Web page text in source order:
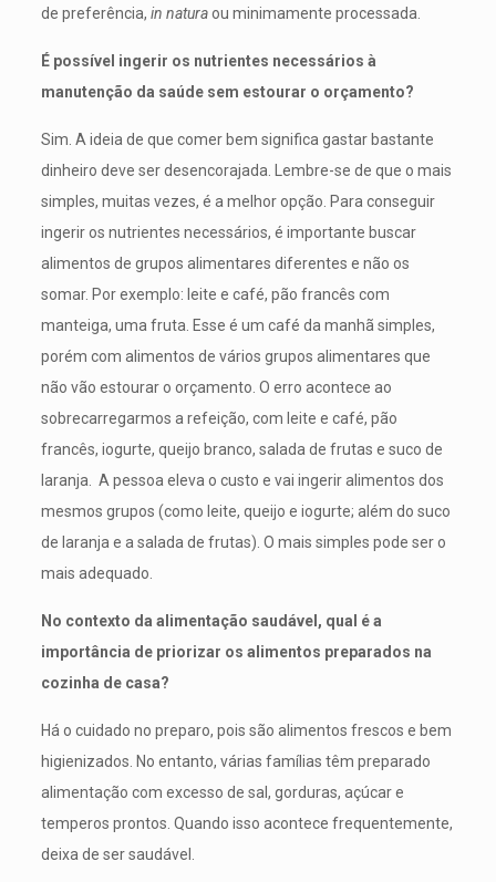
de preferência, in naturaou minimamente processada.
É possível ingerir os nutrientes necessários à
manutenção da saúde sem estourar o orçamento?
Sim. A ideia de que comer bem significa gastar bastante
dinheiro deve ser desencorajada. Lembre-se de que o mais
simples, muitas vezes, é a melhor opção. Para conseguir
ingerir os nutrientes necessários, é importante buscar
alimentos de grupos alimentares diferentes e não os
somar. Por exemplo: leite e café, pão francês com
manteiga, uma fruta. Esse é um café da manhã simples,
porém com alimentos de vários grupos alimentares que
não vão estourar o orçamento. O erro acontece ao
sobrecarregarmos a refeição, com leite e café, pão
francês, iogurte, queijo branco, salada de frutas e suco de
laranja. A pessoa eleva o custo e vai ingerir alimentos dos
mesmos grupos (como leite, queijo e iogurte; além do suco
de laranja e a salada de frutas). O mais simples pode ser o
mais adequado.
No contexto da alimentação saudável, qual é a
importância de priorizar os alimentos preparados na
cozinha de casa?
Há o cuidado no preparo, pois são alimentos frescos e bem
higienizados. No entanto, várias famílias têm preparado
alimentação com excesso de sal, gorduras, açúcar e
temperos prontos. Quando isso acontece frequentemente,
deixa de ser saudável.